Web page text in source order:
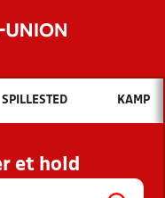
vil du søge efter?
OG NYHEDER
KLUBBER OG
SPILLESTED KAMP
et hold